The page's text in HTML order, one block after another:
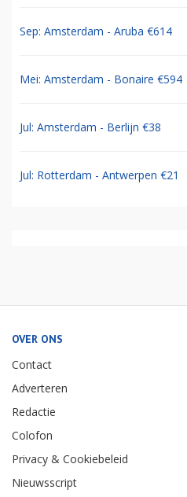
Sep: Amsterdam - Aruba €614
Mei: Amsterdam - Bonaire €594
Jul: Amsterdam - Berlijn €38
Jul: Rotterdam - Antwerpen €21
OVER ONS
Contact
Adverteren
Redactie
Colofon
Privacy & Cookiebeleid
Nieuwsscript